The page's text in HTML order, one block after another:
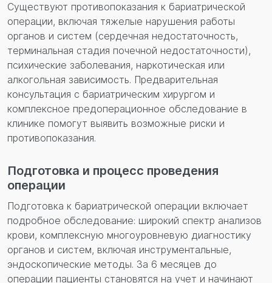
Существуют противопоказания к бариатрической
операции, включая тяжелые нарушения работы
органов и систем (сердечная недостаточность,
терминальная стадия почечной недостаточности),
психические заболевания, наркотическая или
алкогольная зависимость. Предварительная
консультация с бариатрическим хирургом и
комплексное предоперационное обследование в
клинике помогут выявить возможные риски и
противопоказания.
Подготовка и процесс проведения
операции
Подготовка к бариатрической операции включает
подробное обследование: широкий спектр анализов
крови, комплексную многоуровневую диагностику
органов и систем, включая инструментальные,
эндоскопические методы. За 6 месяцев до
операции пациенты становятся на учет и начинают